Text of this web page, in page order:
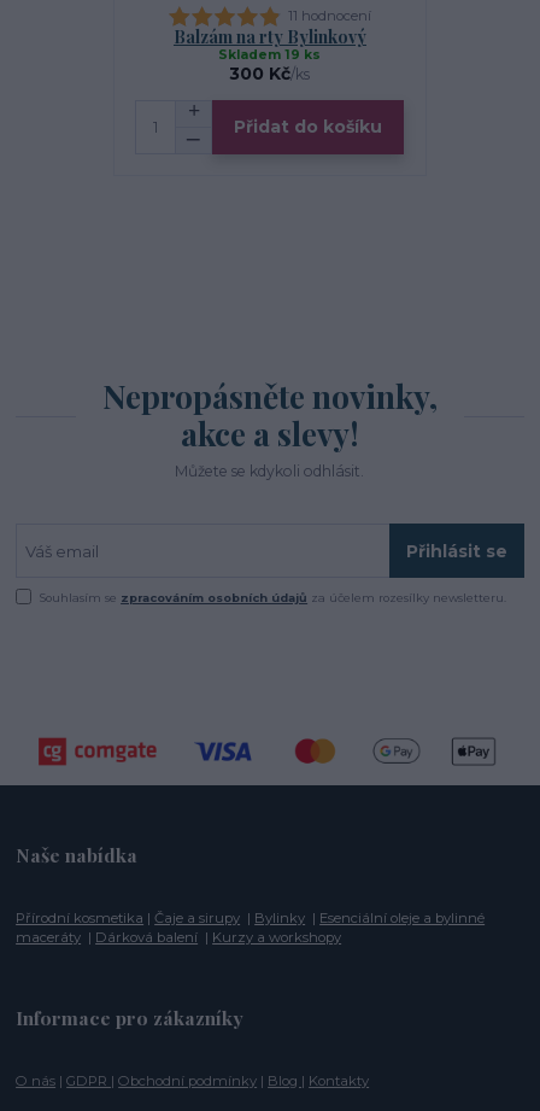
11 hodnocení
Balzám na rty Bylinkový
300 Kč/ks
Skladem 19 ks
Přidat do košíku
Nepropásněte novinky,
akce a slevy!
Můžete se kdykoli odhlásit.
Přihlásit se
Souhlasím se zpracováním osobních údajů za účelem rozesílky newsletteru.
Naše nabídka
Přírodní kosmetika |Čaje a sirupy | Bylinky | Esenciální oleje a bylinné
maceráty | Dárková balení | Kurzy a workshopy
Informace pro zákazníky
O nás |GDPR |Obchodní podmínky | Blog | Kontakty